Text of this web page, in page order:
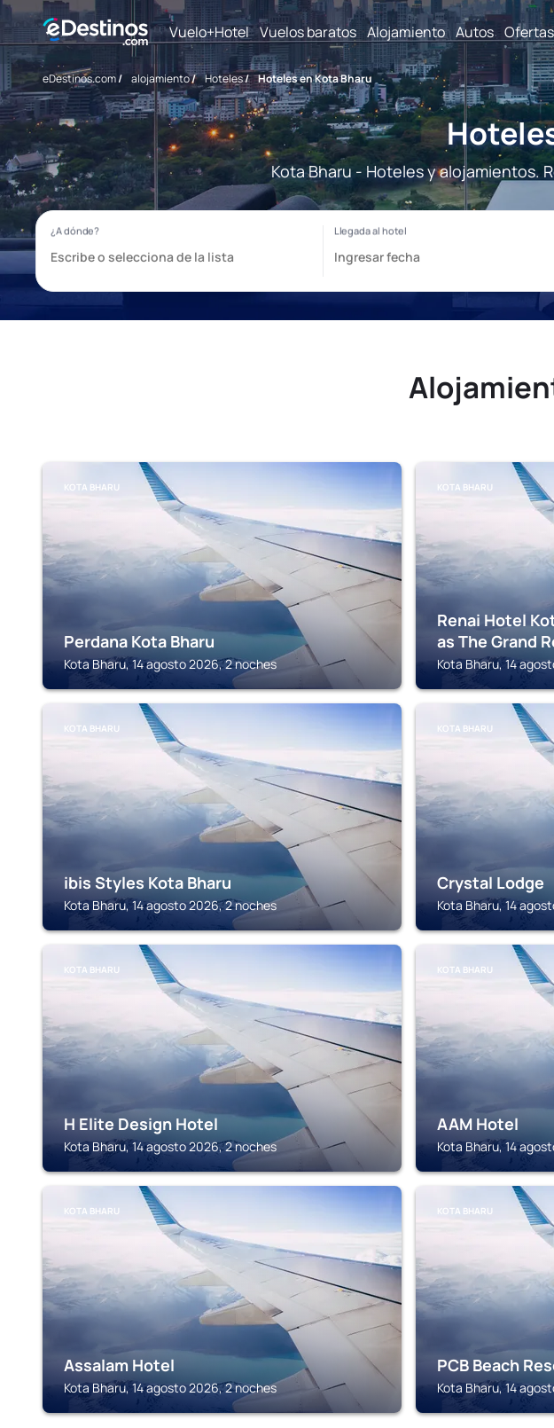
Vuelo+Hotel Vuelos baratos Alojamiento Autos Ofertas
eDestinos.com/ alojamiento/ Hoteles/ Hoteles en Kota Bharu
Kota Bharu - Hoteles y alojamientos.
KOTA BHARU
Perdana Kota Bharu
Kota Bharu, 14 agosto 2026, 2 noches
KOTA BHARU
Renai Hotel
as The Grand
Kota Bharu, 14
KOTA BHARU
ibis Styles Kota Bharu
Kota Bharu, 14 agosto 2026, 2 noches
KOTA BHARU
Crystal Lodge
Kota Bharu, 14
KOTA BHARU
H Elite Design Hotel
Kota Bharu, 14 agosto 2026, 2 noches
KOTA BHARU
AAM Hotel
Kota Bharu, 14
KOTA BHARU
Assalam Hotel
Kota Bharu, 14 agosto 2026, 2 noches
KOTA BHARU
PCB Beach
Kota Bharu, 14